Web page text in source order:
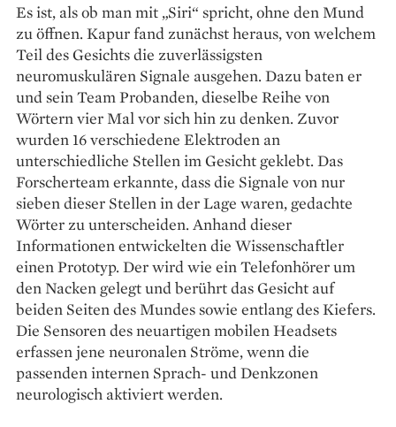
Es ist, als ob man mit „Siri“ spricht, ohne den Mund
zu öffnen. Kapur fand zunächst heraus, von welchem
Teil des Gesichts die zuverlässigsten
neuromuskulären Signale ausgehen. Dazu baten er
und sein Team Probanden, dieselbe Reihe von
Wörtern vier Mal vor sich hin zu denken. Zuvor
wurden 16 verschiedene Elektroden an
unterschiedliche Stellen im Gesicht geklebt. Das
Forscherteam erkannte, dass die Signale von nur
sieben dieser Stellen in der Lage waren, gedachte
Wörter zu unterscheiden. Anhand dieser
Informationen entwickelten die Wissenschaftler
einen Prototyp. Der wird wie ein Telefonhörer um
den Nacken gelegt und berührt das Gesicht auf
beiden Seiten des Mundes sowie entlang des Kiefers.
Die Sensoren des neuartigen mobilen Headsets
erfassen jene neuronalen Ströme, wenn die
passenden internen Sprach- und Denkzonen
neurologisch aktiviert werden.